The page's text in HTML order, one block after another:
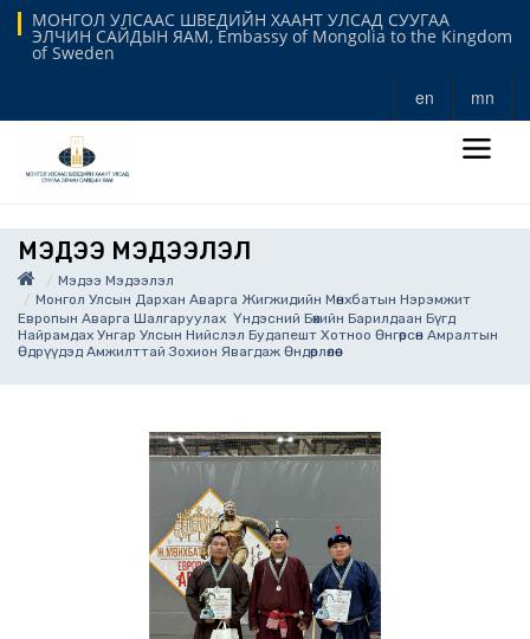
МОНГОЛ УЛСААС ШВЕДИЙН ХААНТ УЛСАД СУУГАА
ЭЛЧИН САЙДЫН ЯАМ, Embassy of Mongolia to the Kingdom
of Sweden
en mn
МЭДЭЭ МЭДЭЭЛЭЛ
Мэдээ Мэдээлэл
Монгол Улсын Дархан Аварга Жигжидийн Мөнхбатын Нэрэмжит
Европын Аварга Шалгаруулах Үндэсний Бөхийн Барилдаан Бүгд
Найрамдах Унгар Улсын Нийслэл Будапешт Хотноо Өнгөрсөн Амралтын
Өдрүүдэд Амжилттай Зохион Явагдаж Өндөрлөлөө